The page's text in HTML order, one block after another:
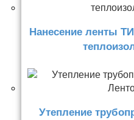
Нанесение ленты
Утепление